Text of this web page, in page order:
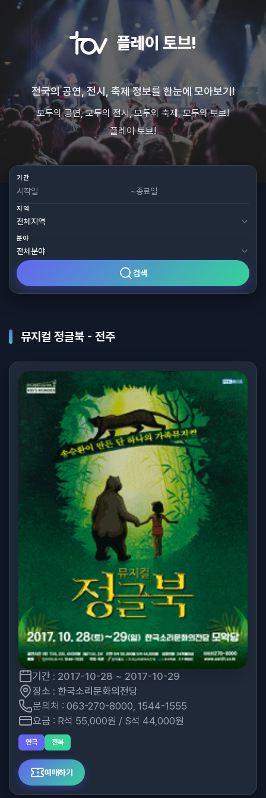
플레이 토브!
전국의 공연, 전시, 축제 정보를 한눈에 모아보기!
모두의 공연, 모두의 전시, 모두의 축제, 모두의 토브!
플레이 토브!
기간
~
지역
분야
검색
뮤지컬 정글북 - 전주
기간 : 2017-10-28 ~ 2017-10-29
장소 : 한국소리문화의전당
문의처 : 063-270-8000, 1544-1555
요금 : R석 55,000원 / S석 44,000원
연극 전북
예매하기